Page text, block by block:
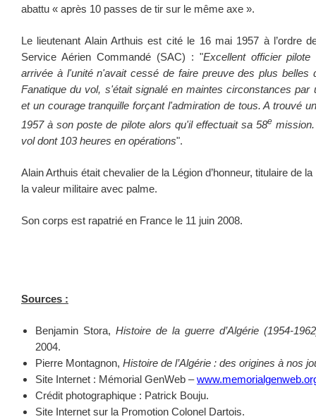
abattu « après 10 passes de tir sur le même axe ».
Le lieutenant Alain Arthuis est cité le 16 mai 1957 à l’ordre
Service Aérien Commandé (SAC) : "Excellent officier
arrivée à l'unité n'avait cessé de faire preuve des plus belles
Fanatique du vol, s'était signalé en maintes circonstances par
et un courage tranquille forçant l'admiration de tous. A trouvé
1957 à son poste de pilote alors qu'il effectuait sa 58e
vol dont 103 heures en opérations".
Alain Arthuis était chevalier de la Légion d’honneur, titulaire de
la valeur militaire avec palme.
Son corps est rapatrié en France le 11 juin 2008.
Sources :
Benjamin Stora, Histoire de la guerre d’Algérie (1954-
2004.
Pierre Montagnon, Histoire de l’Algérie : des origines à nos
Site Internet : Mémorial GenWeb –
Crédit photographique : Patrick Bouju.
Site Internet sur la Promotion Colonel Dartois.